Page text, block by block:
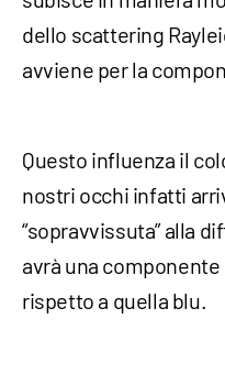
dello scattering
avviene per la
Questo influenza il
nostri occhi infatti
“sopravvissuta” alla
avrà una
rispetto a quella blu.